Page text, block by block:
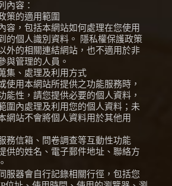
內容：
策的適用範圍
容，包括本網站如何處理在您使用
的個人識別資料。 隱私權保護政策
外的相關連結網站，也不適用於非
與管理的人員。
集、處理及利用方式
使用本網站所提供之功能服務時，
能性，請您提供必要的個人資料，
圍內處理及利用您的個人資料；未
網站不會將個人資料用於其他用
務信箱、問卷調查等互動性功能
供的姓名、電子郵件地址、聯絡方
服器會自行記錄相關行徑，包括您